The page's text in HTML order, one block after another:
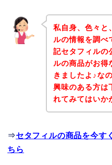
私自身、色々と
ルの情報を調べ
記セタフィルの
ルの商品がお得
きましたよ♪な
興味のある方は
れてみてはいか
⇒セタフィルの商品を今す
ちら